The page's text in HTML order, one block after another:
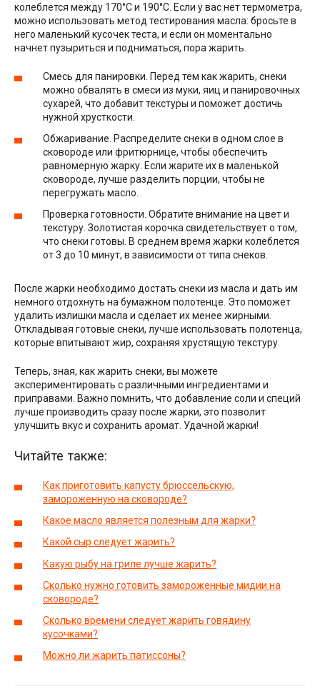
колеблется между 170°С и 190°С. Если у вас нет термометра,
можно использовать метод тестирования масла: бросьте в
него маленький кусочек теста, и если он моментально
начнет пузыриться и подниматься, пора жарить.
Смесь для панировки. Перед тем как жарить, снеки
можно обвалять в смеси из муки, яиц и панировочных
сухарей, что добавит текстуры и поможет достичь
нужной хрусткости.
Обжаривание. Распределите снеки в одном слое в
сковороде или фритюрнице, чтобы обеспечить
равномерную жарку. Если жарите их в маленькой
сковороде, лучше разделить порции, чтобы не
перегружать масло.
Проверка готовности. Обратите внимание на цвет и
текстуру. Золотистая корочка свидетельствует о том,
что снеки готовы. В среднем время жарки колеблется
от 3 до 10 минут, в зависимости от типа снеков.
После жарки необходимо достать снеки из масла и дать им
немного отдохнуть на бумажном полотенце. Это поможет
удалить излишки масла и сделает их менее жирными.
Откладывая готовые снеки, лучше использовать полотенца,
которые впитывают жир, сохраняя хрустящую текстуру.
Теперь, зная, как жарить снеки, вы можете
экспериментировать с различными ингредиентами и
приправами. Важно помнить, что добавление соли и специй
лучше производить сразу после жарки, это позволит
улучшить вкус и сохранить аромат. Удачной жарки!
Читайте также:
Как приготовить капусту брюссельскую,
замороженную на сковороде?
Какое масло является полезным для жарки?
Какой сыр следует жарить?
Какую рыбу на гриле лучше жарить?
Сколько нужно готовить замороженные мидии на
сковороде?
Сколько времени следует жарить говядину
кусочками?
Можно ли жарить патиссоны?